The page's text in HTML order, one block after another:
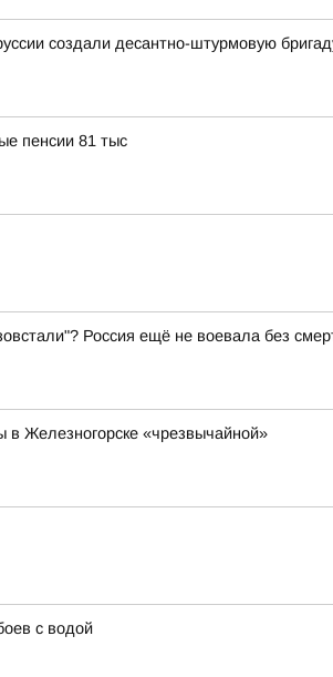
создали десантно-штурмовую
пенсии 81 тыс
Россия ещё не воевала без
в Железногорске «чрезвычайной»
с водой